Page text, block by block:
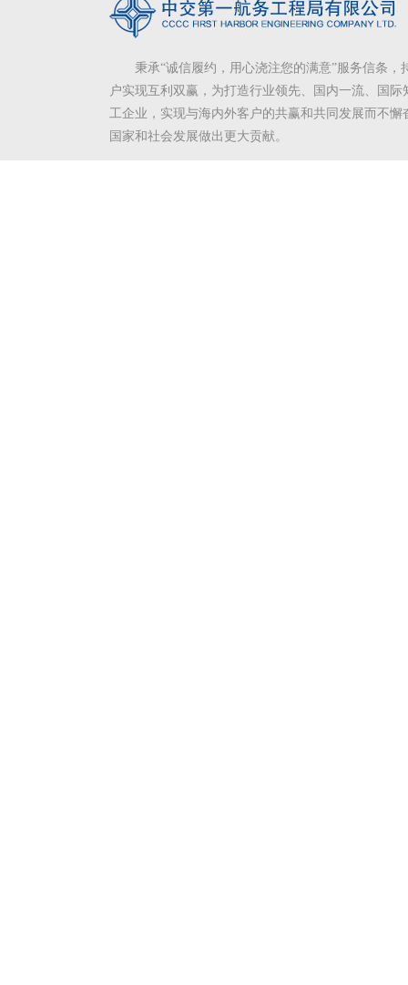
秉承“诚信履约，用心浇注您的满意”服务信条，
户实现互利双赢，为打造行业领先、国内一流、国际
工企业，实现与海内外客户的共赢和共同发展而不懈
国家和社会发展做出更大贡献。